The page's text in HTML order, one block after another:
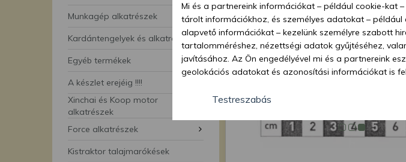
Munkagép alkatrészek
Kardántengelyek és alkatrészei
Egyéb termékek
A készlet erejéig !!!!
Xinchai és Koop motor
alkatrészek
Force alkatrészek
Kistraktor talajmarókések
Mi és a partnereink információkat – például cookie-kat
tárolt információkhoz, és személyes adatokat –
alapvető információkat – kezelünk személyre szabott
tartalomméréshez, nézettségi adatok gyűjtéséhez,
javításához. Az Ön engedélyével mi és a partnereink
geolokációs adatokat és azonosítási információkat is
hozzájárulhat ahhoz, hogy mi és a partnereink a fent
lehetőségként a hozzájárulás megadása vagy
megváltoztathatja beállításait. Felhívjuk figyelmét,
feltétlenül szükséges az Ön hozzájárulása, de jogában
beállításai csak erre a weboldalra érvényesek. Erre a
Testreszabás